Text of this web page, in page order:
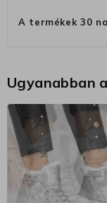
A termékek 30
Ugyanabban